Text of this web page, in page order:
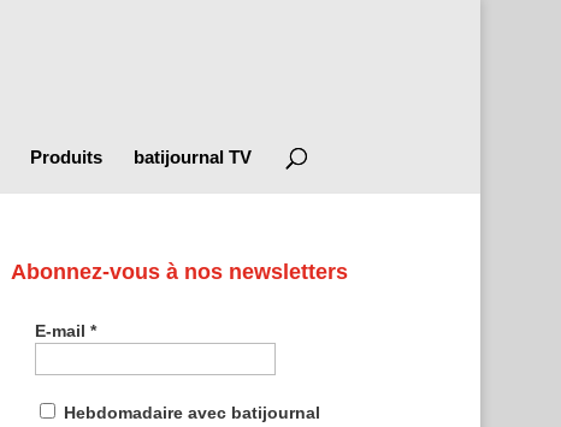
Produits batijournal TV
Abonnez-vous à nos newsletters
E-mail*
Hebdomadaire avec batijournal